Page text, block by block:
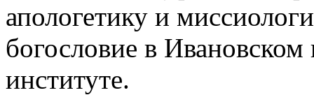
апологетику и
богословие в
институте.